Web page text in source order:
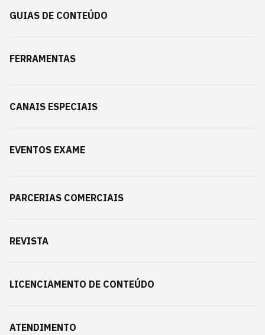
GUIAS DE CONTEÚDO
FERRAMENTAS
CANAIS ESPECIAIS
EVENTOS EXAME
PARCERIAS COMERCIAIS
REVISTA
LICENCIAMENTO DE CONTEÚDO
ATENDIMENTO